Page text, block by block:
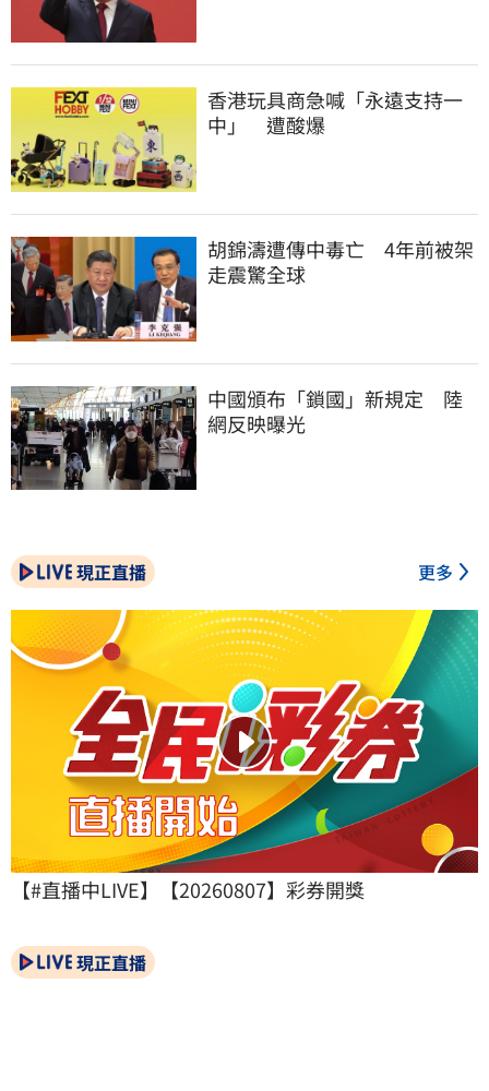
香港玩具商急喊「永遠支持一
中」　遭酸爆
胡錦濤遭傳中毒亡　4年前被架
走震驚全球
中國頒布「鎖國」新規定　陸
網反映曝光
現正直播 更多
【#直播中LIVE】【20260807】彩券開獎
現正直播